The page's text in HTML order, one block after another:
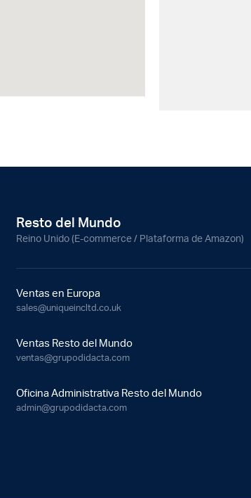
Resto del Mundo
Reino Unido (E-commerce / Plataforma de Amazon)
Ventas en Europa
sales@uniqueincltd.co.uk
Ventas Resto del Mundo
ventas@grupodidacta.com
Oficina Administrativa Resto del Mundo
admin@grupodidacta.com